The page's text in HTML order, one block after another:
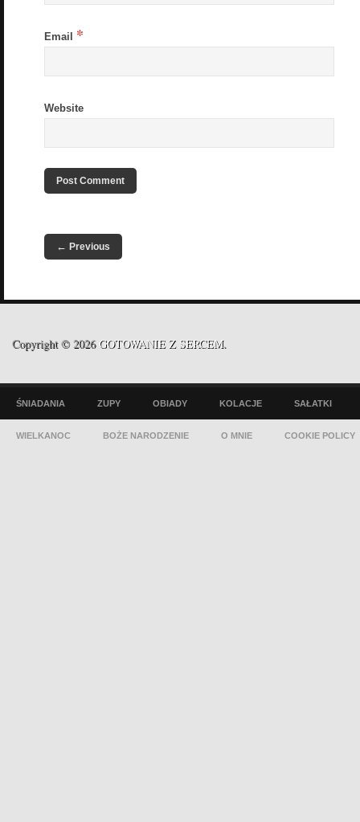
Email *
Website
← Previous
Copyright © 2026 GOTOWANIE Z SERCEM.
ŚNIADANIA ZUPY OBIADY KOLACJE SAŁATKI
WIELKANOC BOŻE NARODZENIE O MNIE COOKIE POLICY